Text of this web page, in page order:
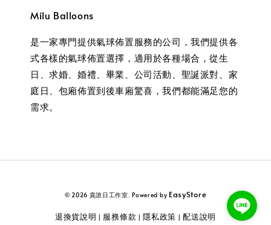
Milu Balloons
是一家專門提供氣球佈置服務的公司，我們提供各
式各樣的氣球佈置選擇，適用於各種場合，從生
日、求婚、婚禮、畢業、公司活動、聖誕派對、家
庭日、包廂佈置到後車廂驚喜，我們都能滿足您的
需求。
© 2026 貴誰日工作室. Powered by EasyStore
退換貨說明 | 服務條款 | 隱私政策 |配送說明